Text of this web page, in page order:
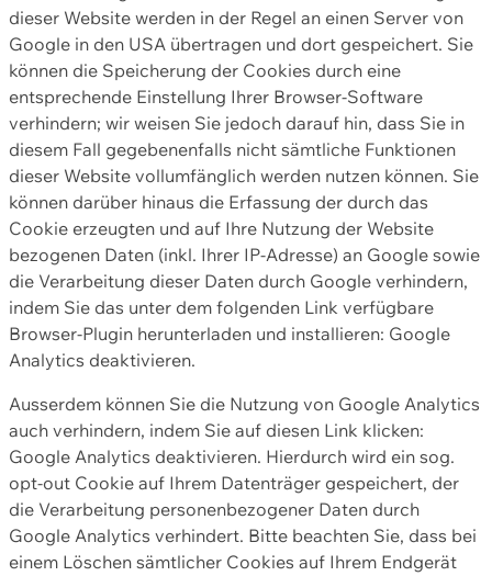
dieser Website werden in der Regel an einen Server von
Google in den USA übertragen und dort gespeichert. Sie
können die Speicherung der Cookies durch eine
entsprechende Einstellung Ihrer Browser-Software
verhindern; wir weisen Sie jedoch darauf hin, dass Sie in
diesem Fall gegebenenfalls nicht sämtliche Funktionen
dieser Website vollumfänglich werden nutzen können. Sie
können darüber hinaus die Erfassung der durch das
Cookie erzeugten und auf Ihre Nutzung der Website
bezogenen Daten (inkl. Ihrer IP-Adresse) an Google sowie
die Verarbeitung dieser Daten durch Google verhindern,
indem Sie das unter dem folgenden Link verfügbare
Browser-Plugin herunterladen und installieren: Google
Analytics deaktivieren.
Ausserdem können Sie die Nutzung von Google Analytics
auch verhindern, indem Sie auf diesen Link klicken:
Google Analytics deaktivieren. Hierdurch wird ein sog.
opt-out Cookie auf Ihrem Datenträger gespeichert, der
die Verarbeitung personenbezogener Daten durch
Google Analytics verhindert. Bitte beachten Sie, dass bei
einem Löschen sämtlicher Cookies auf Ihrem Endgerät